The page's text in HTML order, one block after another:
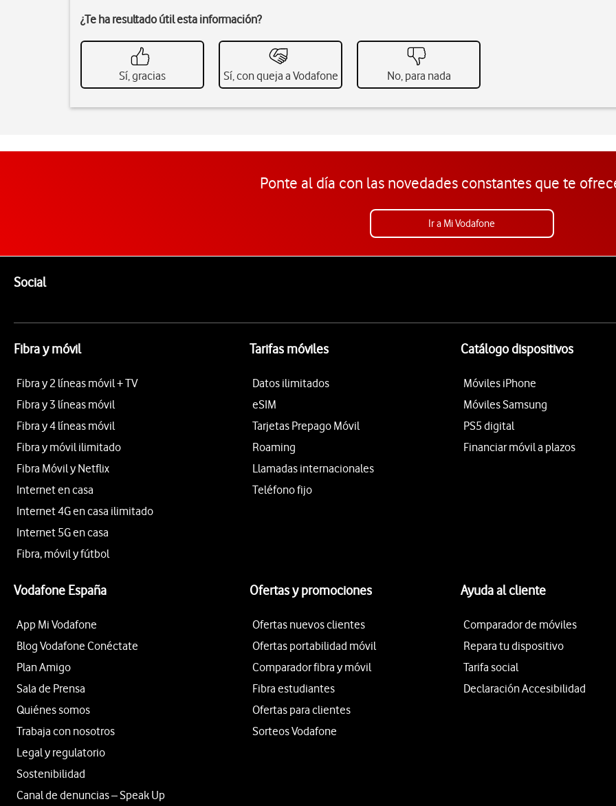
¿Te ha resultado útil esta información?
Sí, gracias Sí, con queja a Vodafone No, para nada
Ponte al día con las novedades constantes que te
Ir a Mi Vodafone
SocialEnlaces a las redes sociales de Vodafone
Fibra y móvil
Fibra y 2 líneas móvil + TV
Fibra y 3 líneas móvil
Fibra y 4 líneas móvil
Fibra y móvil ilimitado
Fibra Móvil y Netflix
Internet en casa
Internet 4G en casa ilimitado
Internet 5G en casa
Fibra, móvil y fútbol
Tarifas móviles
Datos ilimitados
eSIM
Tarjetas Prepago Móvil
Roaming
Llamadas internacionales
Teléfono fijo
Catálogo dispositivos
Móviles iPhone
Móviles Samsung
PS5 digital
Financiar móvil a plazos
Vodafone España
App Mi Vodafone
Blog Vodafone Conéctate
Plan Amigo
Sala de Prensa
Quiénes somos
Trabaja con nosotros
Legal y regulatorio
Sostenibilidad
Canal de denuncias – Speak Up
Ofertas y promociones
Ofertas nuevos clientes
Ofertas portabilidad móvil
Comparador fibra y móvil
Fibra estudiantes
Ofertas para clientes
Sorteos Vodafone
Ayuda al cliente
Comparador de móviles
Repara tu dispositivo
Tarifa social
Declaración Accesibilidad